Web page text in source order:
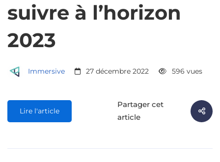
suivre à l’horizon
2023
Immersive 27 décembre 2022 596 vues
Lire l'article
Partager cet
article